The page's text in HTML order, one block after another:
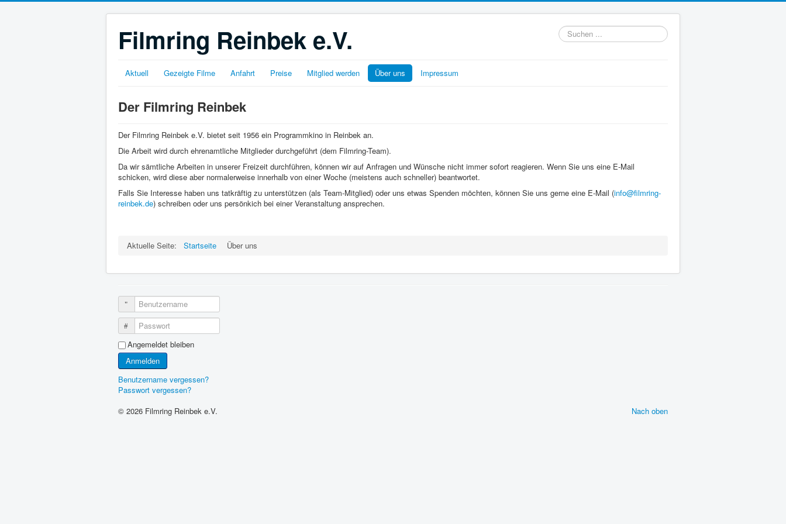
Filmring Reinbek e.V.
Suchen
...
Aktuell Gezeigte Filme Anfahrt Preise Mitglied werden Über uns Impressum
Der Filmring Reinbek
Der Filmring Reinbek e.V. bietet seit 1956 ein Programmkino in Reinbek an.
Die Arbeit wird durch ehrenamtliche Mitglieder durchgeführt (dem Filmring-Team).
Da wir sämtliche Arbeiten in unserer Freizeit durchführen, können wir auf Anfragen und Wünsche nicht immer sofort reagieren. Wenn Sie uns eine E-Mail
schicken, wird diese aber normalerweise innerhalb von einer Woche (meistens auch schneller) beantwortet.
Falls Sie Interesse haben uns tatkräftig zu unterstützen (als Team-Mitglied) oder uns etwas Spenden möchten, können Sie uns gerne eine E-Mail (info@filmring-
reinbek.de) schreiben oder uns persönkich bei einer Veranstaltung ansprechen.
Aktuelle Seite: Startseite Über uns
Benutzername
Passwort
Angemeldet bleiben
Anmelden
Benutzername vergessen?
Passwort vergessen?
Nach oben
© 2026 Filmring Reinbek e.V.